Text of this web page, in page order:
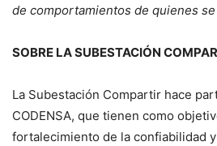
de comportamientos de quienes
SOBRE LA SUBESTACIÓN
La Subestación Compartir hace
CODENSA, que tienen como
fortalecimiento de la confiabilidad